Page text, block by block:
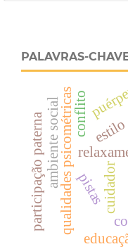
PALAVRAS-
cuidador
qualidades psicométricas estilo
ambiente social conflito
participação paterna pistas